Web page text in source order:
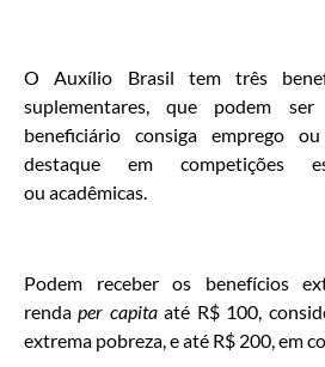
O Auxílio Brasil tem três
suplementares, que podem
beneficiário consiga emprego
destaque em competições
ou acadêmicas.
Podem receber os benefícios
rendaper capitaaté R$ 100,
extrema pobreza, e até R$ 200, em